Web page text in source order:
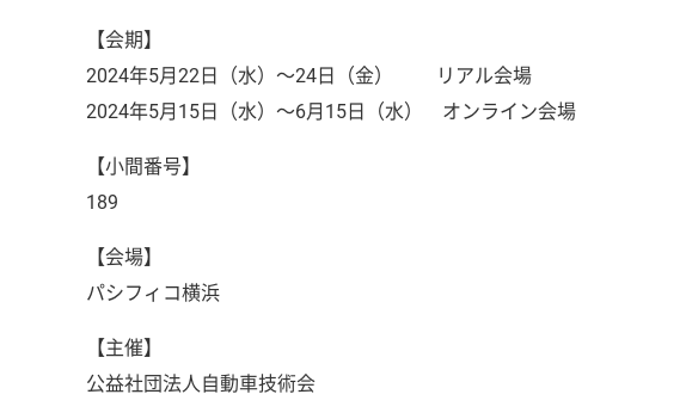
【会期】
2024年5月22日（水）～24日（金） リアル会場
2024年5月15日（水）～6月15日（水） オンライン会場
【小間番号】
189
【会場】
パシフィコ横浜
【主催】
公益社団法人自動車技術会